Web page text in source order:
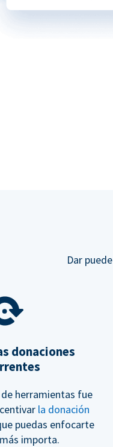
Dar
donaciones
herramientas fue
la donación
puedas enfocarte
importa.